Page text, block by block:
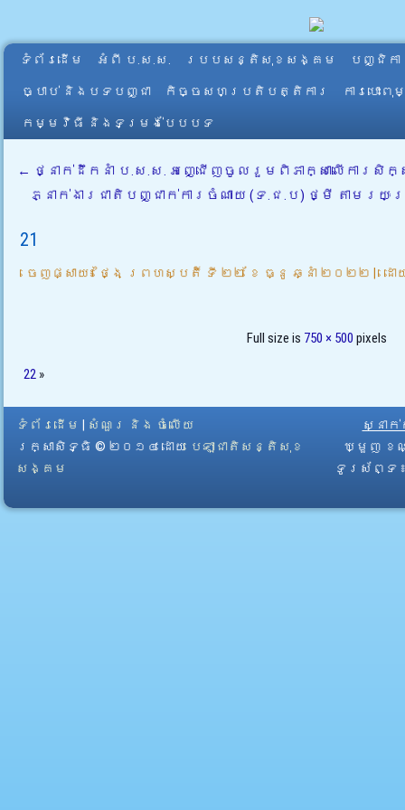
ទំព័រដើម អំពី​ ប.ស.ស. របបសន្តិសុខសង្គម បញ្ជិកា
ច្បាប់ និងបទបញ្ជា កិច្ចសហប្រតិបត្តិការ ការបោះ
កម្មវិធី និងទម្រង់បែបបទ
← ថ្នាក់ដឹកនាំ ប.ស.ស. អញ្ជើញចូលរួមពិភាក្សាលើការ
ភ្នាក់ងារជាតិបញ្ជាក់ការចំណាយ (ទ.ជ.ប) ថ្មី តាមរយៈប្រ
21
ចេញផ្សាយ៖ ថ្ងៃ ព្រហស្បតិ៍ ទី ២២ ខែ ធ្នូ ឆ្នាំ ២០២២ | ដោ
Full size is 750 × 500 pixels
22»
ទំព័រដើម
សំណួរ និង ចំលើយ
រក្សាសិទ្ធិ © ២០១៤ ដោយ​ បេឡាជាតិសន្តិសុខ
សង្គម
ស្នាក់
ឃ្មួញ ខណ្
ទូរស័ព្ទ